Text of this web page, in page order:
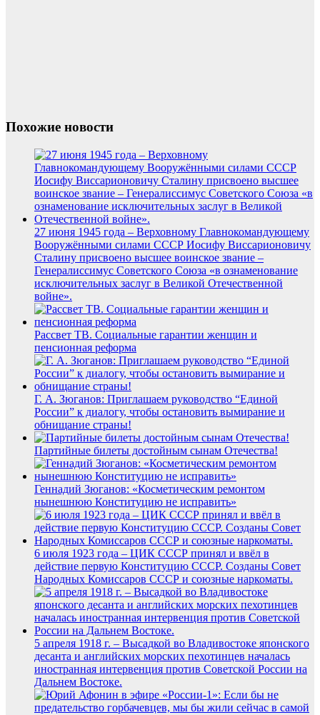
Похожие новости
27 июня 1945 года – Верховному Главнокомандующему
Вооружёнными силами СССР Иосифу Виссарионовичу
Сталину присвоено высшее воинское звание –
Генералиссимус Советского Союза «в ознаменование
исключительных заслуг в Великой Отечественной
войне».
Рассвет ТВ. Социальные гарантии женщин и
пенсионная реформа
Г. А. Зюганов: Приглашаем руководство “Единой
России” к диалогу, чтобы остановить вымирание и
обнищание страны!
Партийные билеты достойным сынам Отечества!
Геннадий Зюганов: «Косметическим ремонтом
нынешнюю Конституцию не исправить»
6 июля 1923 года – ЦИК СССР принял и ввёл в
действие первую Конституцию СССР. Созданы Совет
Народных Комиссаров СССР и союзные наркоматы.
5 апреля 1918 г. – Высадкой во Владивостоке японского
десанта и английских морских пехотинцев началась
иностранная интервенция против Советской России на
Дальнем Востоке.